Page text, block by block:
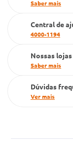
Cartão Grupo Conde
Televendas
Saber mais
Central de
4000-1194
Nossas lojas
Saber mais
Dúvidas
Ver mais